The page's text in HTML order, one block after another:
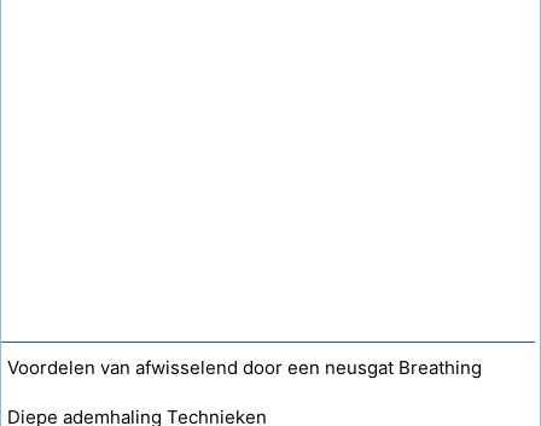
Voordelen van afwisselend door een neusgat Breathing
Diepe ademhaling Technieken